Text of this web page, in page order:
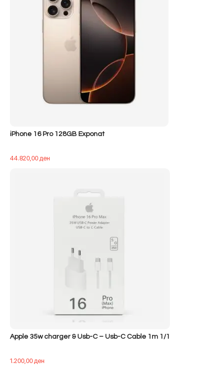
iPhone 16 Pro 128GB Exponat
44.820,00ден
Apple 35w charger & Usb-C – Usb-C Cable 1m 1/1
1.200,00ден